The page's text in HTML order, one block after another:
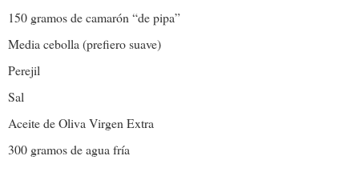
150 gramos de camarón “de pipa”
Media cebolla (prefiero suave)
Perejil
Sal
Aceite de Oliva Virgen Extra
300 gramos de agua fría